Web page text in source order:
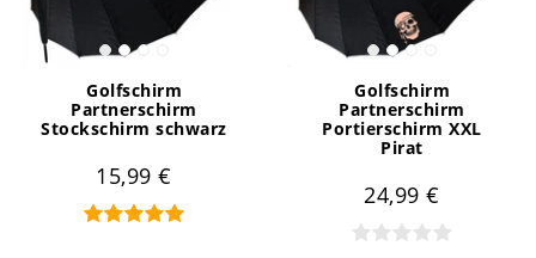
Golfschirm
Partnerschirm
Stockschirm schwarz
15,99 €
Golfschirm
Partnerschirm
Portierschirm XXL
Pirat
24,99 €